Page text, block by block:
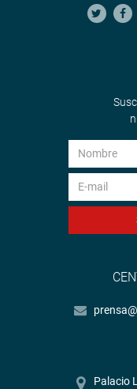
Palacio